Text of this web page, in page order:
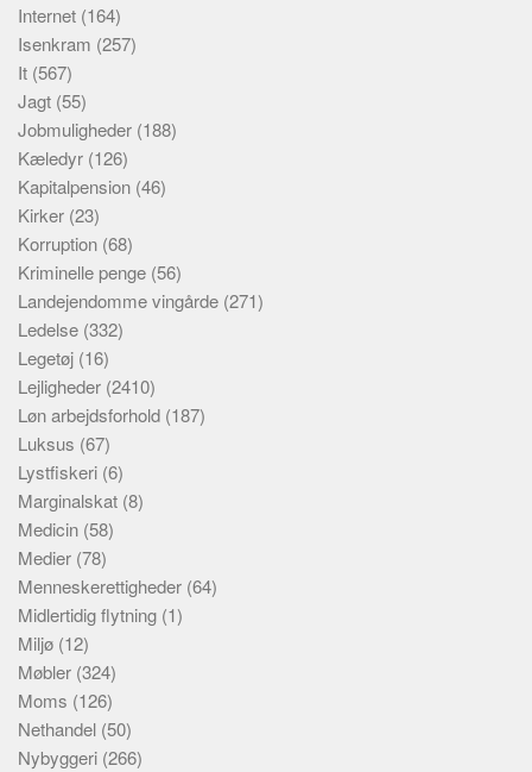
Internet (164)
Isenkram (257)
It (567)
Jagt (55)
Jobmuligheder (188)
Kæledyr (126)
Kapitalpension (46)
Kirker (23)
Korruption (68)
Kriminelle penge (56)
Landejendomme vingårde (271)
Ledelse (332)
Legetøj (16)
Lejligheder (2410)
Løn arbejdsforhold (187)
Luksus (67)
Lystfiskeri (6)
Marginalskat (8)
Medicin (58)
Medier (78)
Menneskerettigheder (64)
Midlertidig flytning (1)
Miljø (12)
Møbler (324)
Moms (126)
Nethandel (50)
Nybyggeri (266)